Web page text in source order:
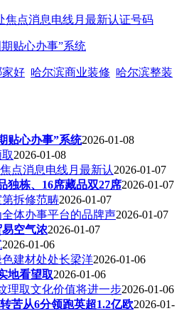
焦点消息电线月最新认证号码
贴心办事”系统
家好 哈尔滨商业装修 哈尔滨整装
贴心办事”系统2026-01-08
2026-01-08
点消息电线月最新认2026-01-07
独栋、16席藏品双27席2026-01-07
拆修范畴2026-01-07
体办事平台的品牌声2026-01-07
空气浓2026-01-07
2026-01-06
建材处处长梁洋2026-01-06
地看望取2026-01-06
理取文化价值将进一步2026-01-06
苦从6分领跑英超1.2亿欧2026-01-